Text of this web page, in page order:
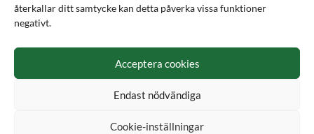
återkallar ditt samtycke kan detta påverka vissa funktioner
negativt.
Acceptera cookies
Endast nödvändiga
Cookie-inställningar
Kampanjer
Utrustning